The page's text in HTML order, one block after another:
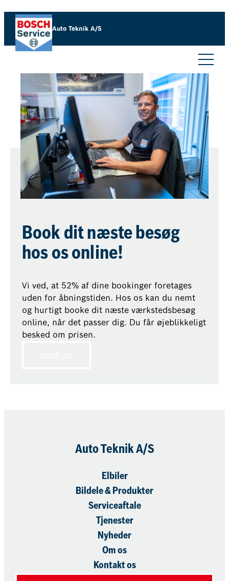
Auto Teknik A/S
Book dit næste besøg
hos os online!
Vi ved, at 52% af dine bookinger foretages
uden for åbningstiden. Hos os kan du nemt
og hurtigt booke dit næste værkstedsbesøg
online, når det passer dig. Du får øjeblikkeligt
besked om prisen.
Auto Teknik A/S
Elbiler
Bildele & Produkter
Serviceaftale
Tjenester
Nyheder
Om os
Kontakt os